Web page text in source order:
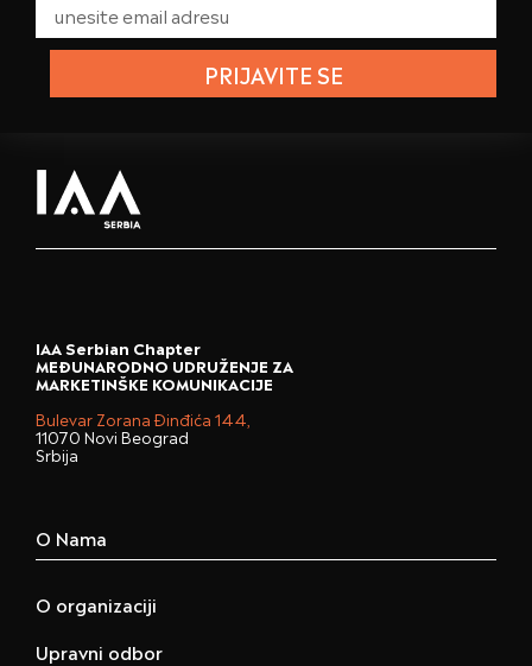
PRIJAVITE SE
IAA Serbian Chapter
MEĐUNARODNO UDRUŽENJE ZA
MARKETINŠKE KOMUNIKACIJE
Bulevar Zorana Đinđića 144,
11070 Novi Beograd
Srbija
O Nama
O organizaciji
Upravni odbor